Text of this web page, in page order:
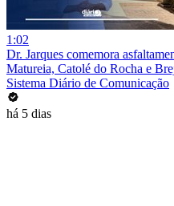
1:02
Dr. Jarques comemora
Matureia, Catolé do Rocha e
Sistema Diário de Comunicação
há 5 dias